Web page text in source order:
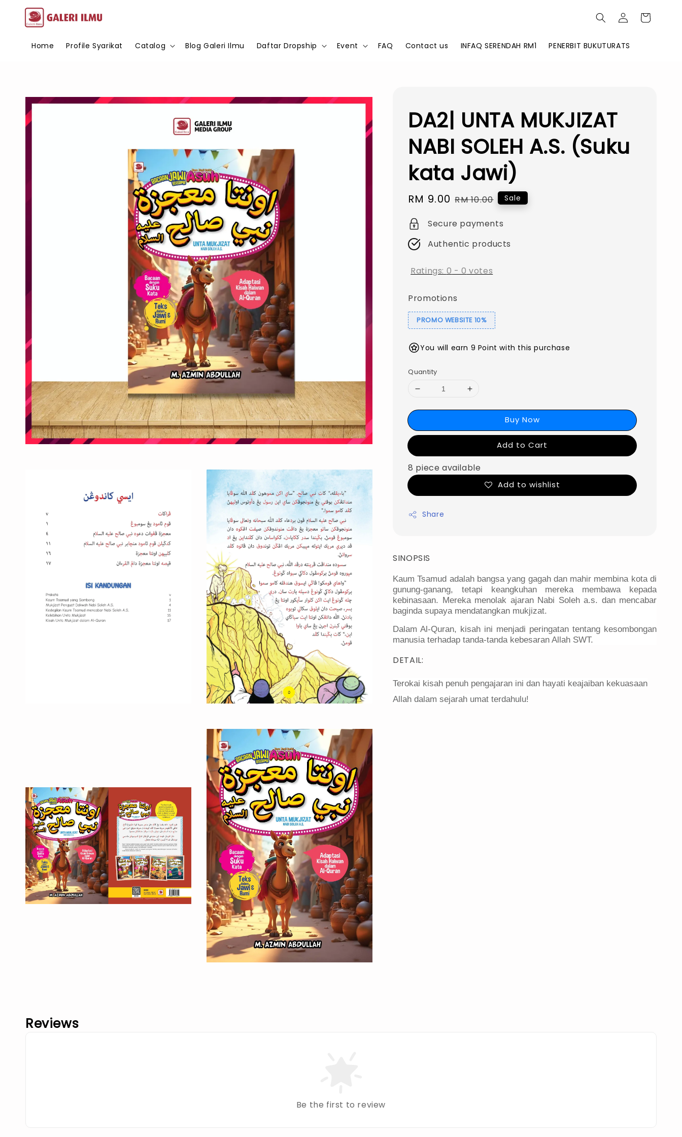
Home Profile Syarikat Catalog Blog Galeri Ilmu Daftar Dropship Event FAQ Contact us INFAQ SERENDAH RM1 PENERBIT BUKUTURATS
DA2| UNTA MUKJIZAT
NABI SOLEH A.S. (Suku
kata Jawi)
Sale
price
RM 9.00 Regular
RM 10.00 Sale
Secure payments
Authentic products
Ratings: 0 -0 votes
Promotions
PROMO WEBSITE 10%
You will earn 9 Point with this purchase
Quantity
Buy Now
Add to Cart
8 piece available
Add to wishlist
Share
SINOPSIS
Kaum Tsamud adalah bangsa yang gagah dan mahir membina kota di
gunung-ganang, tetapi keangkuhan mereka membawa kepada
kebinasaan. Mereka menolak ajaran Nabi Soleh a.s. dan mencabar
baginda supaya mendatangkan mukjizat.
Dalam Al-Quran, kisah ini menjadi peringatan tentang kesombongan
manusia terhadap tanda-tanda kebesaran Allah SWT.
DETAIL:
Terokai kisah penuh pengajaran ini dan hayati keajaiban kekuasaan
Allah dalam sejarah umat terdahulu!
Reviews
Be the first to review